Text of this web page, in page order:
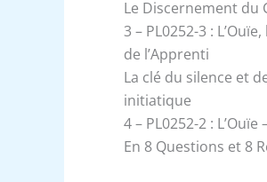
Le Discernement du
3 – PL0252-3 :
de l’Apprenti
La clé du silence et
initiatique
4 – PL0252-2 : L’Ouïe
En 8 Questions et 8